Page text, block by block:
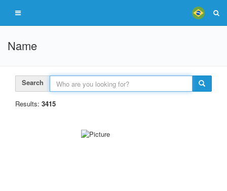
Name
Search
Results: 3415